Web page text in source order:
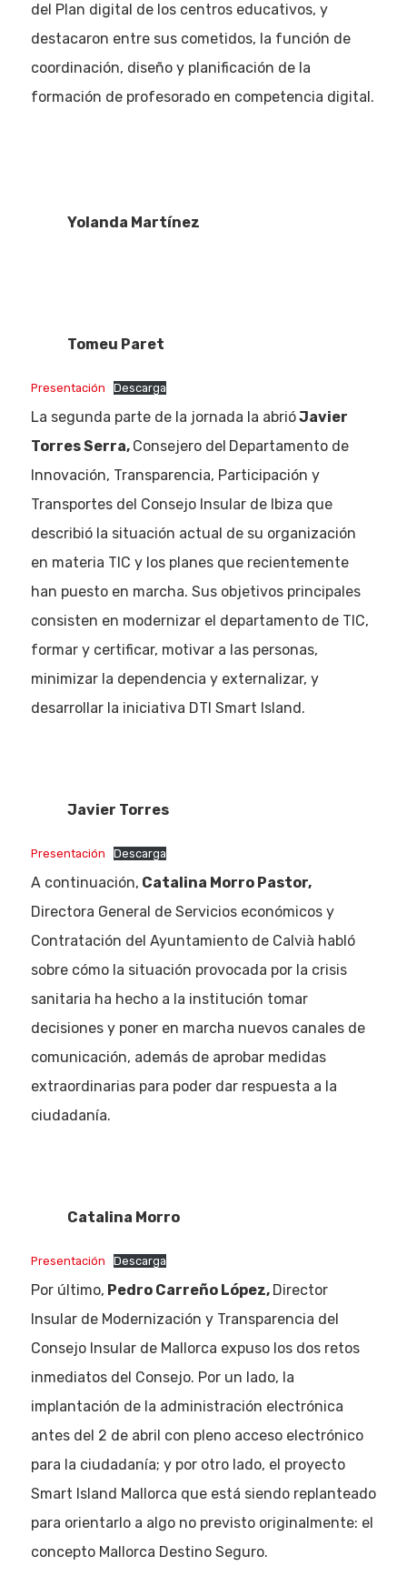
del Plan digital de los centros educativos, y
destacaron entre sus cometidos, la función de
coordinación, diseño y planificación de la
formación de profesorado en competencia digital.
Yolanda Martínez
Tomeu Paret
Presentación Descarga
La segunda parte de la jornada la abrióJavier
Torres Serra, Consejero del Departamento de
Innovación, Transparencia, Participación y
Transportes del Consejo Insular de Ibiza que
describió la situación actual de su organización
en materia TIC y los planes que recientemente
han puesto en marcha. Sus objetivos principales
consisten en modernizar el departamento de TIC,
formar y certificar, motivar a las personas,
minimizar la dependencia y externalizar, y
desarrollar la iniciativa DTI Smart Island.
Javier Torres
Presentación Descarga
A continuación, Catalina Morro Pastor,
Directora General de Servicios económicos y
Contratación del Ayuntamiento de Calvià habló
sobre cómo la situación provocada por la crisis
sanitaria ha hecho a la institución tomar
decisiones y poner en marcha nuevos canales de
comunicación, además de aprobar medidas
extraordinarias para poder dar respuesta a la
ciudadanía.
Catalina Morro
Presentación Descarga
Por último, Pedro Carreño López, Director
Insular de Modernización y Transparencia del
Consejo Insular de Mallorca expuso los dos retos
inmediatos del Consejo. Por un lado, la
implantación de la administración electrónica
antes del 2 de abril con pleno acceso electrónico
para la ciudadanía; y por otro lado, el proyecto
Smart Island Mallorca que está siendo replanteado
para orientarlo a algo no previsto originalmente: el
concepto Mallorca Destino Seguro.
Eventos
Empresas
Noticias
Quiénes